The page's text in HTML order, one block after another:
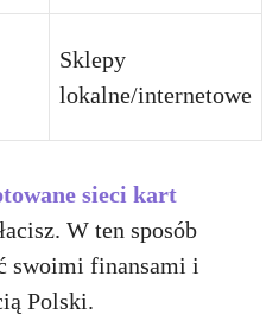
Sklepy
lokalne/internetowe
sieci kart
W ten sposób
swoimi finansami i
Polski.